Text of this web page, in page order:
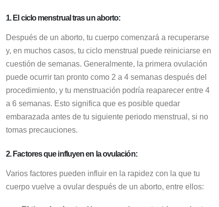
1. El ciclo menstrual tras un aborto:
Después de un aborto, tu cuerpo comenzará a recuperarse
y, en muchos casos, tu ciclo menstrual puede reiniciarse en
cuestión de semanas. Generalmente, la primera ovulación
puede ocurrir tan pronto como 2 a 4 semanas después del
procedimiento, y tu menstruación podría reaparecer entre 4
a 6 semanas. Esto significa que es posible quedar
embarazada antes de tu siguiente periodo menstrual, si no
tomas precauciones.
2. Factores que influyen en la ovulación:
Varios factores pueden influir en la rapidez con la que tu
cuerpo vuelve a ovular después de un aborto, entre ellos: